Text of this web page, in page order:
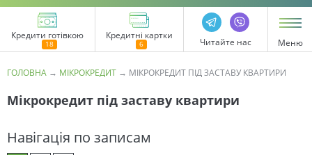
Кредити готівкою Кредитні картки
Читайте нас Меню
ГОЛОВНА → МІКРОКРЕДИТ → МІКРОКРЕДИТ ПІД ЗАСТАВУ КВАРТИРИ
Мікрокредит під заставу квартири
Навігація по записам